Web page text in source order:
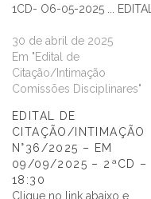
1CD- O6-05-2025 ... EDITAL
30 de abril de 2025
Em "Edital de
Citação/Intimação
Comissões Disciplinares"
EDITAL DE
CITAÇÃO/INTIMAÇÃO
N°36/2025 – EM
09/09/2025 – 2ªCD –
18:30
Clique no link abaixo e